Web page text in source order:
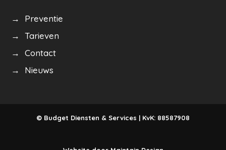
→ Preventie
→ Tarieven
→ Contact
→ Nieuws
© Budget Diensten & Services | KvK: 88587908